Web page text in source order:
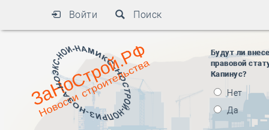
Войти Поиск
Будут ли
правовой
Капинус?
Нет
Да